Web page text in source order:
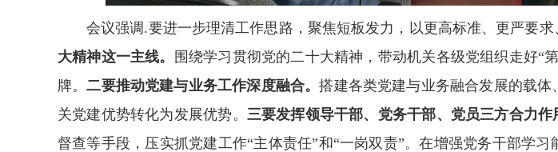
会议强调.要进一步理清工作思路，聚焦短板发力，以更高标准、更严要
大精神这一主线。
围绕学习贯彻党的二十大精神，带动机关各级党组织走好“
牌。二要推动党建与业务工作深度融合。搭建各类党建与业务融合发展的载
关党建优势转化为发展优势。 三要发挥领导干部、党务干部、党员三方合力作
督查等手段，压实抓党建工作“主体责任”和“一岗双责”。在增强党务干部学